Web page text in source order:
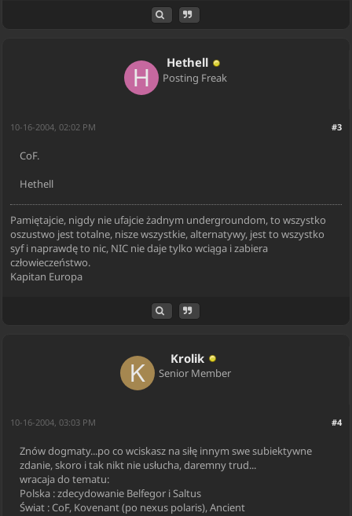
Hethell
Posting Freak
#3
10-16-2004, 02:02 PM
CoF.
Hethell
Pamiętajcie, nigdy nie ufajcie żadnym undergroundom, to wszystko
oszustwo jest totalne, nisze wszystkie, alternatywy, jest to wszystko
syf i naprawdę to nic, NIC nie daje tylko wciąga i zabiera
człowieczeństwo.
Kapitan Europa
Krolik
Senior Member
#4
10-16-2004, 03:03 PM
Znów dogmaty...po co wciskasz na siłę innym swe subiektywne
zdanie, skoro i tak nikt nie usłucha, daremny trud...
wracaja do tematu:
Polska : zdecydowanie Belfegor i Saltus
Świat : CoF, Kovenant (po nexus polaris), Ancient